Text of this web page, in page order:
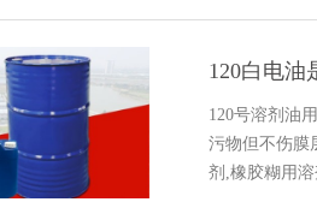
120白电油
120号溶剂油
污物但不伤膜
剂,橡胶糊用